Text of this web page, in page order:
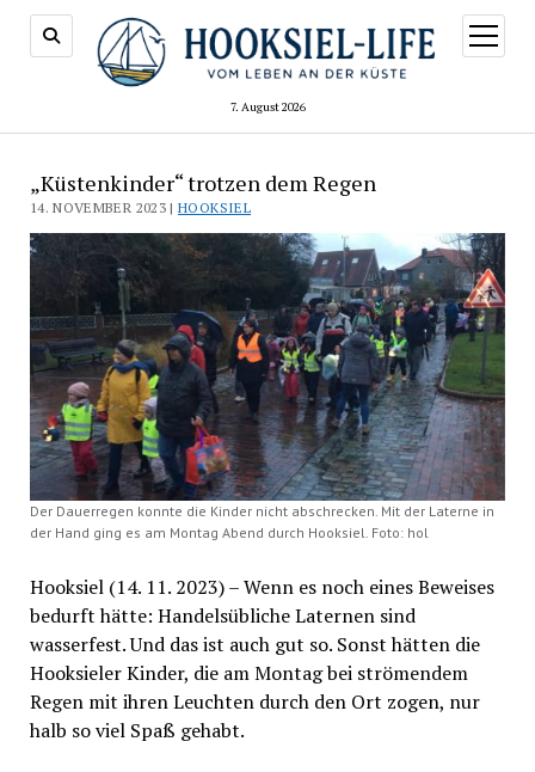
7. August 2026
Menü
öffnen
„Küstenkinder“ trotzen dem Regen
14. NOVEMBER 2023 |HOOKSIEL
Der Dauerregen konnte die Kinder nicht abschrecken. Mit der Laterne in
der Hand ging es am Montag Abend durch Hooksiel. Foto: hol
Hooksiel (14. 11. 2023) – Wenn es noch eines Beweises
bedurft hätte: Handelsübliche Laternen sind
wasserfest. Und das ist auch gut so. Sonst hätten die
Hooksieler Kinder, die am Montag bei strömendem
Regen mit ihren Leuchten durch den Ort zogen, nur
halb so viel Spaß gehabt.